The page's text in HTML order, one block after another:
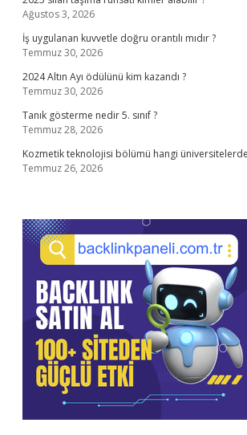
Ağustos 3, 2026
İş uygulanan kuvvetle doğru orantılı mıdır ?
Temmuz 30, 2026
2024 Altın Ayı ödülünü kim kazandı ?
Temmuz 30, 2026
Tanık gösterme nedir 5. sınıf ?
Temmuz 28, 2026
Kozmetik teknolojisi bölümü hangi
Temmuz 26, 2026